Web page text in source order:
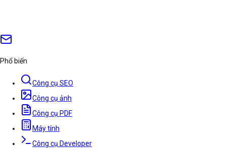
Phổ biến
Công cụ SEO
Công cụ ảnh
Công cụ PDF
Máy tính
Công cụ Developer